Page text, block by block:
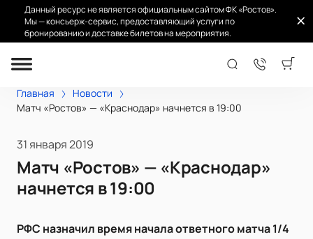
Данный ресурс не является официальным сайтом ФК «Ростов».
Мы — консьерж-сервис, предоставляющий услуги по
бронированию и доставке билетов на мероприятия.
Главная
Новости
Матч «Ростов» — «Краснодар» начнется в 19:00
31 января 2019
Матч «Ростов» — «Краснодар»
начнется в 19:00
РФС назначил время начала ответного матча 1/4